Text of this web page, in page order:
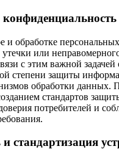
и обработке
утечки или
с этим важной задачей
степени защиты
обработки данных.
стандартов
потребителей и
стандартизация